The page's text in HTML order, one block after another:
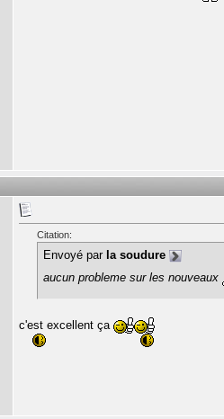
Citation:
Envoyé par la soudure
aucun probleme sur les nouveaux
c'est excellent ça